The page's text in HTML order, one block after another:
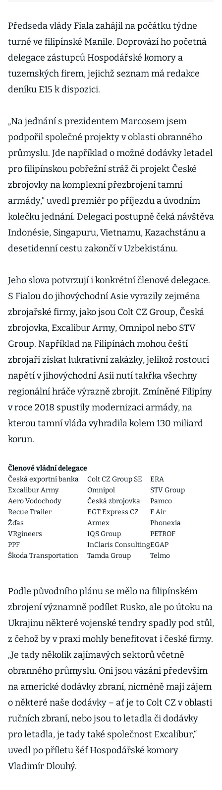
Předseda vlády Fiala zahájil na počátku týdne
turné ve filipínské Manile. Doprovází ho početná
delegace zástupců Hospodářské komory a
tuzemských firem, jejichž seznam má redakce
deníku E15 k dispozici.
„Na jednání s prezidentem Marcosem jsem
podpořil společné projekty v oblasti obranného
průmyslu. Jde například o možné dodávky letadel
pro filipínskou pobřežní stráž či projekt České
zbrojovky na komplexní přezbrojení tamní
armády,“ uvedl premiér po příjezdu a úvodním
kolečku jednání. Delegaci postupně čeká návštěva
Indonésie, Singapuru, Vietnamu, Kazachstánu a
desetidenní cestu zakončí v Uzbekistánu.
Jeho slova potvrzují i konkrétní členové delegace.
S Fialou do jihovýchodní Asie vyrazily zejména
zbrojařské firmy, jako jsou Colt CZ Group, Česká
zbrojovka, Excalibur Army, Omnipol nebo STV
Group. Například na Filipínách mohou čeští
zbrojaři získat lukrativní zakázky, jelikož rostoucí
napětí v jihovýchodní Asii nutí takřka všechny
regionální hráče výrazně zbrojit. Zmíněné Filipíny
v roce 2018 spustily modernizaci armády, na
kterou tamní vláda vyhradila kolem 130 miliard
korun.
Členové vládní delegace
Česká exportní banka
Colt CZ Group SE
ERA
Excalibur Army
Omnipol
STV Group
Aero Vodochody
Česká zbrojovka
Pamco
Recue Trailer
EGT Express CZ
F Air
Žďas
Armex
Phonexia
VRgineers
IQS Group
PETROF
PPF
InClaris ConsultingEGAP
Škoda Transportation
Tamda Group Telmo
Podle původního plánu se mělo na filipínském
zbrojení významně podílet Rusko, ale po útoku na
Ukrajinu některé vojenské tendry spadly pod stůl,
z čehož by v praxi mohly benefitovat i české firmy.
„Je tady několik zajímavých sektorů včetně
obranného průmyslu. Oni jsou vázáni především
na americké dodávky zbraní, nicméně mají zájem
o některé naše dodávky – ať je to Colt CZ v oblasti
ručních zbraní, nebo jsou to letadla či dodávky
pro letadla, je tady také společnost Excalibur,“
uvedl po příletu šéf Hospodářské komory
Vladimír Dlouhý.